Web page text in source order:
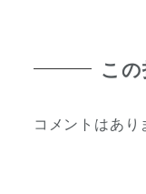
こ
コメントはあり